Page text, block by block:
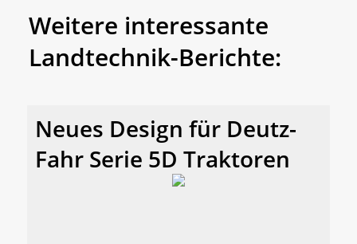
Weitere interessante
Landtechnik-Berichte:
Neues Design für Deutz-
Fahr Serie 5D Traktoren